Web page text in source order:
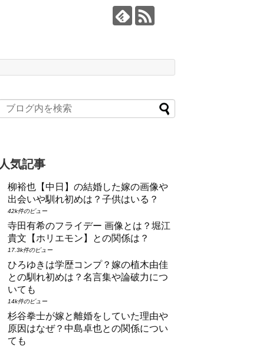
人気記事
柳裕也【中日】の結婚した嫁の画像や
出会いや馴れ初めは？子供はいる？
42k件のビュー
寺田有希のフライデー 画像とは？堀江
貴文【ホリエモン】との関係は？
17.3k件のビュー
ひろゆきは学歴コンプ？嫁の植木由佳
との馴れ初めは？名言集や論破力につ
いても
14k件のビュー
杉谷拳士が嫁と離婚をしていた理由や
原因はなぜ？中島卓也との関係につい
ても